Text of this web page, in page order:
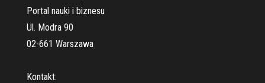
Portal nauki i biznesu
Ul. Modra 90
02-661 Warszawa
Kontakt: